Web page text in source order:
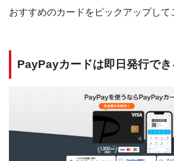
おすすめのカードをピックアップして
PayPayカードは即日発行でき